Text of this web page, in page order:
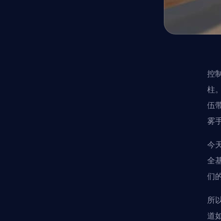
控
柱
伍
雾
今
全
们
所
道